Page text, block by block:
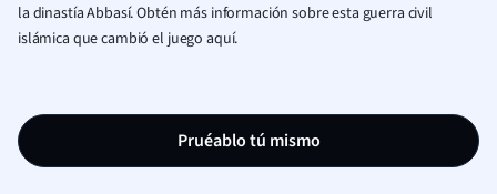
la dinastía Abbasí. Obtén más información sobre esta guerra civil
islámica que cambió el juego aquí.
Pruéablo tú mismo